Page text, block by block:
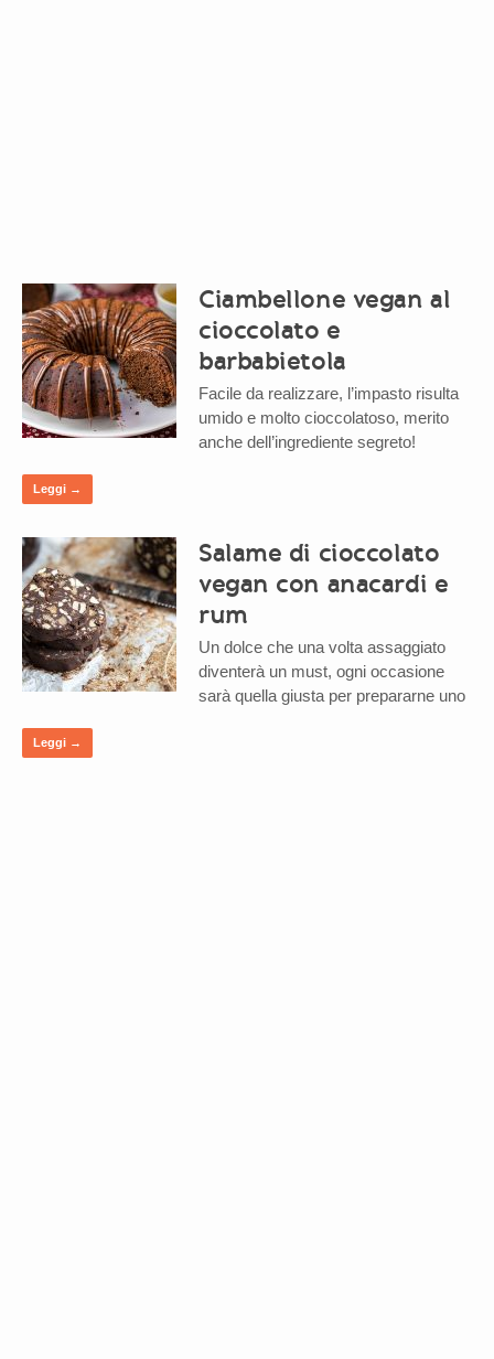
Ciambellone vegan al
cioccolato e
barbabietola
Facile da realizzare, l’impasto risulta
umido e molto cioccolatoso, merito
anche dell’ingrediente segreto!
Leggi →
Salame di cioccolato
vegan con anacardi e
rum
Un dolce che una volta assaggiato
diventerà un must, ogni occasione
sarà quella giusta per prepararne uno
Leggi →